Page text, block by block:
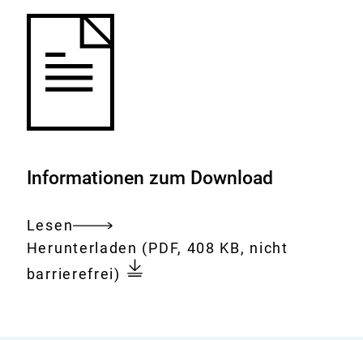
Informationen zum Download
Lesen
Gesamtes
Dokument
Download:
Herunterladen Püree
und
(PDF, 408 KB, nicht
barrierefrei)